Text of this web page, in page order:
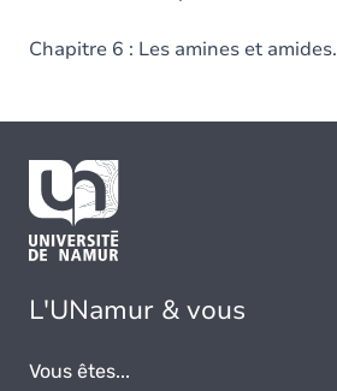
Chapitre 6 : Les amines et amides.
L'UNamur & vous
Vous êtes...